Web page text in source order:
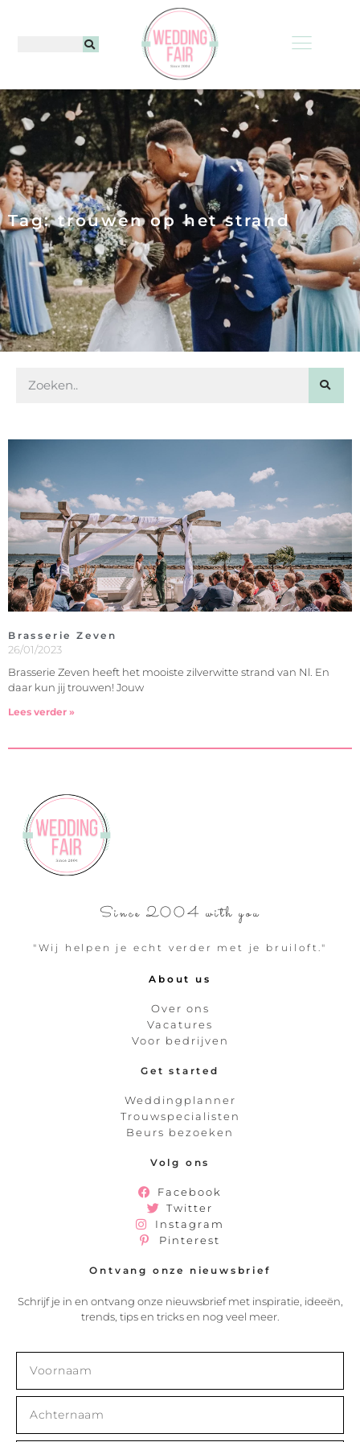
Tag: trouwen op het strand
Brasserie Zeven
26/01/2023
Brasserie Zeven heeft het mooiste zilverwitte strand van Nl. En
daar kun jij trouwen! Jouw
Lees verder »
Since 2004 with you
"Wij helpen je echt verder met je bruiloft."
About us
Over ons
Vacatures
Voor bedrijven
Get started
Weddingplanner
Trouwspecialisten
Beurs bezoeken
Volg ons
Facebook
Twitter
Instagram
Pinterest
Ontvang onze nieuwsbrief
Schrijf je in en ontvang onze nieuwsbrief met inspiratie, ideeën,
trends, tips en tricks en nog veel meer.